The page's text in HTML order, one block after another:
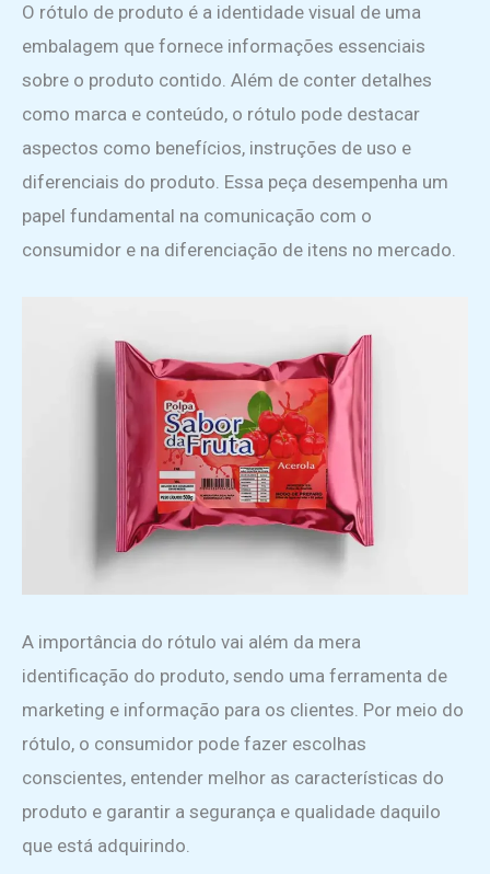
O rótulo de produto é a identidade visual de uma
embalagem que fornece informações essenciais
sobre o produto contido. Além de conter detalhes
como marca e conteúdo, o rótulo pode destacar
aspectos como benefícios, instruções de uso e
diferenciais do produto. Essa peça desempenha um
papel fundamental na comunicação com o
consumidor e na diferenciação de itens no mercado.
A importância do rótulo vai além da mera
identificação do produto, sendo uma ferramenta de
marketing e informação para os clientes. Por meio do
rótulo, o consumidor pode fazer escolhas
conscientes, entender melhor as características do
produto e garantir a segurança e qualidade daquilo
que está adquirindo.